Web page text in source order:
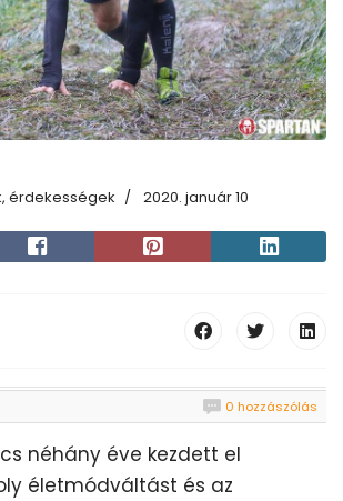
érdekességek 2020. január 10
0 hozzászólás
néhány éve kezdett el
életmódváltást és az